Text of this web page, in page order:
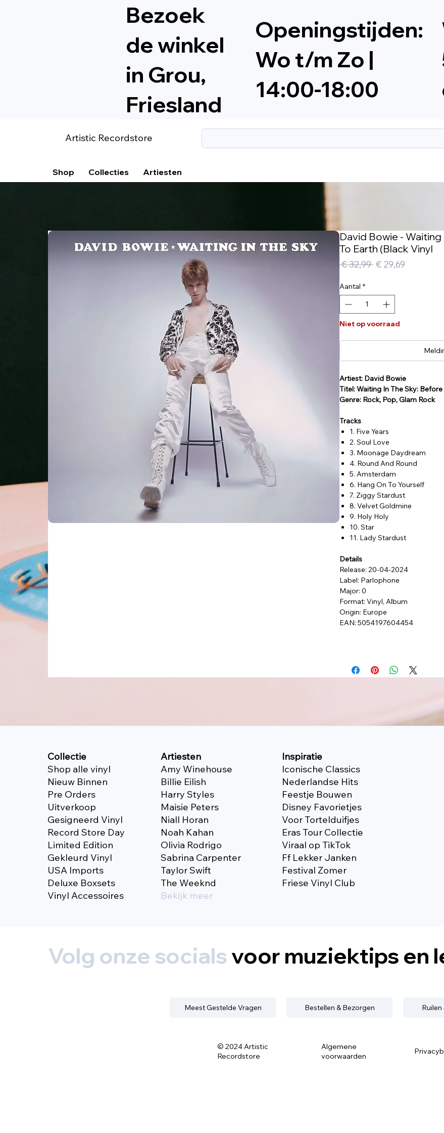
Bezoek
de winkel
in Grou,
Friesland
Openingstijden:
Wo t/m Zo |
14:00-18:00
Artistic Recordstore
Shop Collecties Artiesten
David Bowie -
To Earth (Black Vinyl
€ 32,99 Normale
€ 29,69
Aantal *
Niet op voorraad
Artiest: David Bowie
Titel: Waiting In The Sky:
Genre: Rock, Pop, Glam Rock
Tracks
1. Five Years
2. Soul Love
3. Moonage Daydream
4. Round And Round
5. Amsterdam
6. Hang On To Yourself
7. Ziggy Stardust
8. Velvet Goldmine
9. Holy Holy
10. Star
11. Lady Stardust
Details
Release: 20-04-2024
Label: Parlophone
Major: 0
Format: Vinyl, Album
Origin: Europe
EAN: 5054197604454
Collectie
Shop alle vinyl
Nieuw Binnen
Pre Orders
Uitverkoop
Gesigneerd Vinyl
Record Store Day
Limited Edition
Gekleurd Vinyl
USA Imports
Deluxe Boxsets
Vinyl Accessoires
Artiesten
Amy Winehouse
Billie Eilish
Harry Styles
Maisie Peters
Niall Horan
Noah Kahan
Olivia Rodrigo
Sabrina Carpenter
Taylor Swift
The Weeknd
Bekijk meer
Inspiratie
Iconische Classics
Nederlandse Hits
Feestje Bouwen
Disney Favorietjes
Voor Tortelduifjes
Eras Tour Collectie
Viraal op TikTok
Ff Lekker Janken
Festival Zomer
Friese Vinyl Club
Volg onze socialsvoor muziektips en
Meest Gestelde Vragen Bestellen & Bezorgen
© 2024 Artistic
Recordstore
Algemene
voorwaarden